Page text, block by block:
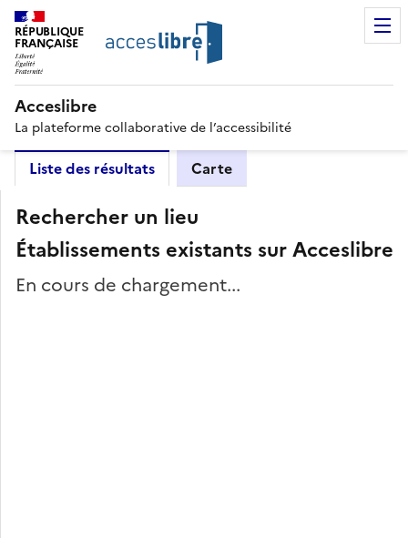
RÉPUBLIQUE
FRANÇAISE
Acceslibre
La plateforme collaborative de l’accessibilité
Liste des résultats Carte
Rechercher un lieu
Établissements existants sur Acceslibre
En cours de chargement...